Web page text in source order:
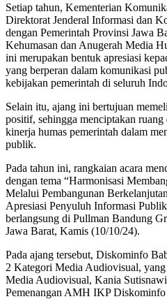
Setiap tahun, Kementerian
Direktorat Jenderal Informasi dan
dengan Pemerintah Provinsi Jawa
Kehumasan dan Anugerah Media
ini merupakan bentuk apresiasi
yang berperan dalam komunikasi
kebijakan pemerintah di seluruh
Selain itu, ajang ini bertujuan
positif, sehingga menciptakan
kinerja humas pemerintah dalam
publik.
Pada tahun ini, rangkaian acara
dengan tema “Harmonisasi
Melalui Pembangunan
Apresiasi Penyuluh Informasi
berlangsung di Pullman Bandung
Jawa Barat, Kamis (10/10/24).
Pada ajang tersebut, Diskominfo
2 Kategori Media Audiovisual,
Media Audiovisual, Kania
Pemenangan AMH IKP